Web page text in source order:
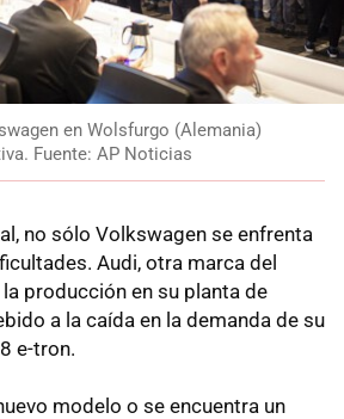
en Wolsfurgo (Alemania)
Fuente: AP Noticias
no sólo Volkswagen se enfrenta
Audi, otra marca del
producción en su planta de
a la caída en la demanda de su
e-tron.
modelo o se encuentra un